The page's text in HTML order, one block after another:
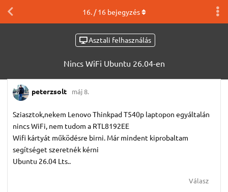
Asztali felhasználás
Nincs WiFi Ubuntu 26.04-en
16. /16bejegyzés
peterzsolt máj 8.
Sziasztok,nekem Lenovo Thinkpad T540p laptopon egyáltalán
nincs WiFi, nem tudom a RTL8192EE
Wifi kártyát működésre birni. Már mindent kiprobaltam
segítséget szeretnék kérni
Ubuntu 26.04 Lts..
Válasz